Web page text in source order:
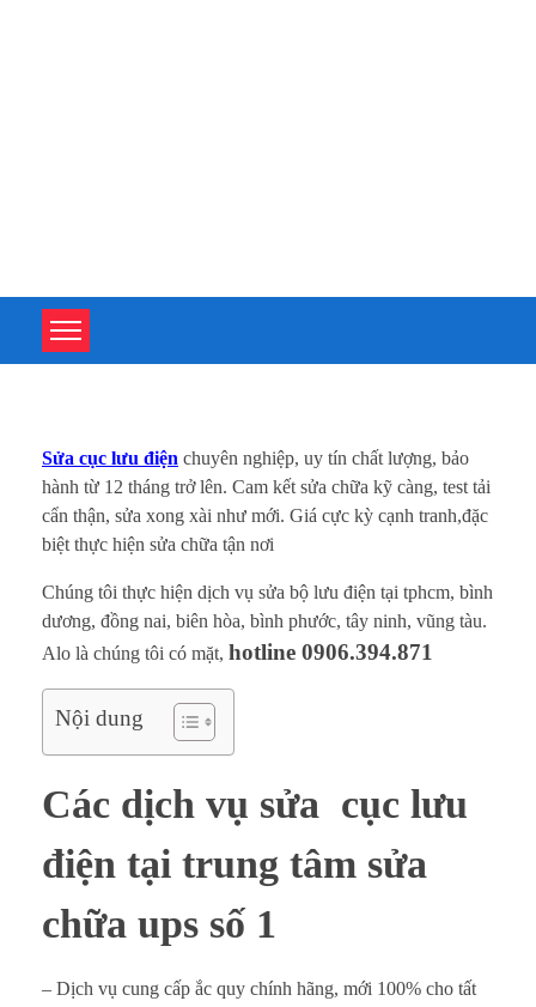
S
ử
a
b
ộ
l
ư
u
đ
ệ
n
Sửa cục lưu điện chuyên nghiệp, uy tín chất lượng, bảo
hành từ 12 tháng trở lên. Cam kết sửa chữa kỹ càng, test tải
cẩn thận, sửa xong xài như mới. Giá cực kỳ cạnh tranh,đặc
biệt thực hiện sửa chữa tận nơi
Chúng tôi thực hiện dịch vụ sửa bộ lưu điện tại tphcm, bình
dương, đồng nai, biên hòa, bình phước, tây ninh, vũng tàu.
Alo là chúng tôi có mặt, hotline 0906.394.871
Nội dung
Các dịch vụ sửa cục lưu
điện tại trung tâm sửa
chữa ups số 1
– Dịch vụ cung cấp ắc quy chính hãng, mới 100% cho tất